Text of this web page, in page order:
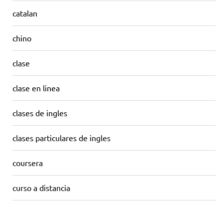
catalan
chino
clase
clase en linea
clases de ingles
clases particulares de ingles
coursera
curso a distancia